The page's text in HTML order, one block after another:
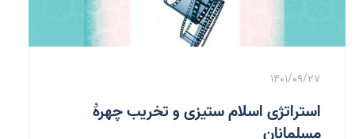
1401/09/27
استراتژی اسلام ستیزی و تخریب چهرۀ